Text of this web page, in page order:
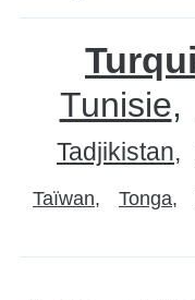
Tunisie
Tadjikistan
Taïwan Tonga